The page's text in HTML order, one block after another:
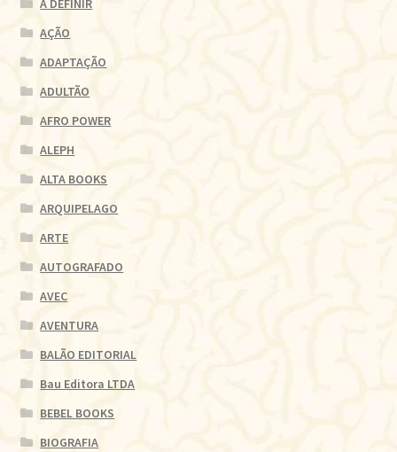
A DEFINIR
AÇÃO
ADAPTAÇÃO
ADULTÃO
AFRO POWER
ALEPH
ALTA BOOKS
ARQUIPELAGO
ARTE
AUTOGRAFADO
AVEC
AVENTURA
BALÃO EDITORIAL
Bau Editora LTDA
BEBEL BOOKS
BIOGRAFIA